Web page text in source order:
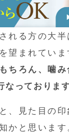
れる方の大
望まれていま
ちろん、噛
なっております
、見た目の印
かと思いま